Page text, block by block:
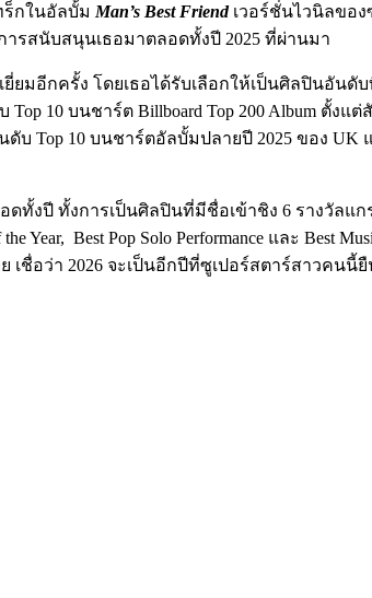
กในอัลบั้ม Man’s Best Friend เวอร์ชั่นไวนิลของ
รสนับสนุนเธอมาตลอดทั้งปี 2025 ที่ผ่านมา
มอีกครั้ง โดยเธอได้รับเลือกให้เป็นศิลปินอันดับ
10 บนชาร์ต Billboard Top 200 Album ตั้ง
บ Top 10 บนชาร์ตอัลบั้มปลายปี 2025 ของ UK แ
ทั้งปี ทั้งการเป็นศิลปินที่มีชื่อเข้าชิง 6 รางวัลแก
Year, Best Pop Solo Performance และ Best
เชื่อว่า 2026 จะเป็นอีกปีที่ซูเปอร์สตาร์สาวคน